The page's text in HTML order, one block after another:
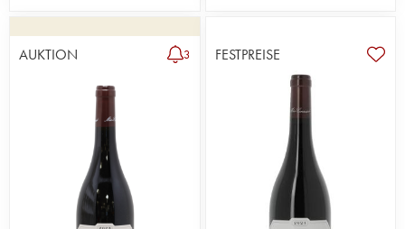
AUKTION 3 FESTPREISE